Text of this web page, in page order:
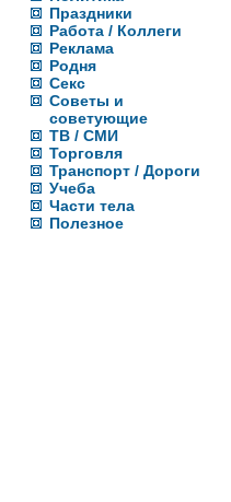
Праздники
Работа / Коллеги
Реклама
Родня
Секс
Советы и
советующие
ТВ / СМИ
Торговля
Транспорт / Дороги
Учеба
Части тела
Полезное